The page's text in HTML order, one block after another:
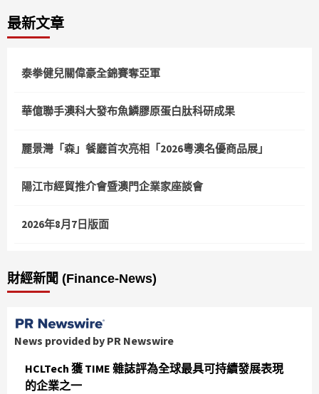
最新文章
泰拳健兒關偉豪全錦賽奪亞軍
華億聯手澳科大發布魚鱗膠原蛋白肽科研成果
麗景灣「森」餐廳首次亮相「2026粵澳名優商品展」
陽江市經貿推介會暨澳門企業家座談會
2026年8月7日版面
財經新聞 (Finance-News)
News provided by PR Newswire
HCLTech 獲 TIME 雜誌評為全球最具可持續發展表現
的企業之一